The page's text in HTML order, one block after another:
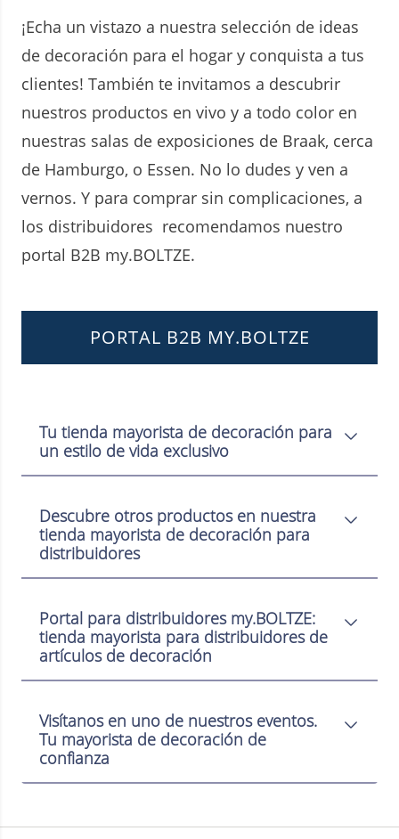
¡Echa un vistazo a nuestra selección de ideas
de decoración para el hogar y conquista a tus
clientes! También te invitamos a descubrir
nuestros productos en vivo y a todo color en
nuestras salas de exposiciones de Braak, cerca
de Hamburgo, o Essen. No lo dudes y ven a
vernos. Y para comprar sin complicaciones, a
los distribuidores recomendamos nuestro
portal B2B my.BOLTZE.
PORTAL B2B MY.BOLTZE
Tu tienda mayorista de decoración para
un estilo de vida exclusivo
Descubre otros productos en nuestra
tienda mayorista de decoración para
distribuidores
Portal para distribuidores my.BOLTZE:
tienda mayorista para distribuidores de
artículos de decoración
Visítanos en uno de nuestros eventos.
Tu mayorista de decoración de
confianza